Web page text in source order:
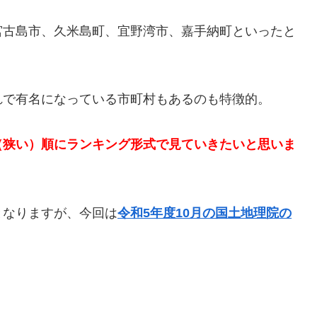
島市、久米島町、宜野湾市、嘉手納町といったと
有名になっている市町村もあるのも特徴的。
い）順にランキング形式で見ていきたいと思いま
りますが、今回は令和5年度10月の国土地理院の